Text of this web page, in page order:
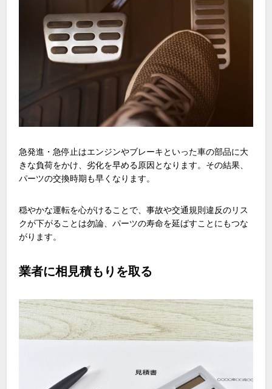
急発進・急停止はエンジンやブレーキといった車の部品に大
きな負荷をかけ、劣化を早める原因となります。その結果、
パーツの交換時期も早くなります。
穏やかな運転を心がけることで、事故や交通規則違反のリス
クが下がることは勿論、パーツの寿命を延ばすことにもつな
がります。
業者に相見積もりを取る